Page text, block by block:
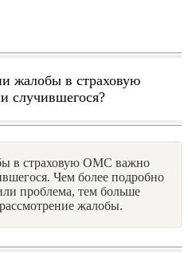
жалобы в страховую
случившегося?
в страховую ОМС важно
Чем более подробно
проблема, тем больше
жалобы.